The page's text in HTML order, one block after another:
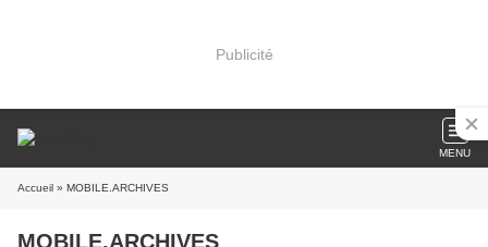
Publicité
MENU
Accueil » MOBILE.ARCHIVES
MOBILE.ARCHIVES